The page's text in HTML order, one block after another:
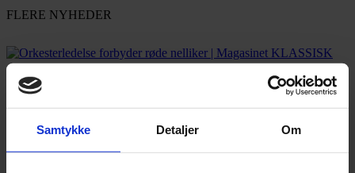
Samtykke Detaljer Om
FLERE NYHEDER